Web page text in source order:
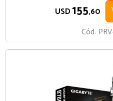
USD155,60
Cód.